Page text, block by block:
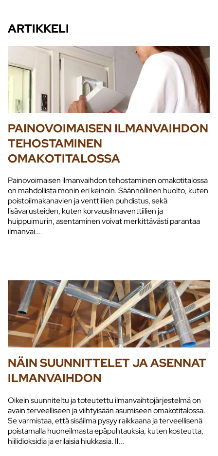
ARTIKKELI
PAINOVOIMAISEN ILMANVAIHDON
TEHOSTAMINEN
OMAKOTITALOSSA
Painovoimaisen ilmanvaihdon tehostaminen omakotitalossa
on mahdollista monin eri keinoin. Säännöllinen huolto, kuten
poistoilmakanavien ja venttiilien puhdistus, sekä
lisävarusteiden, kuten korvausilmaventtiilien ja
huippuimurin, asentaminen voivat merkittävästi parantaa
ilmanvai...
NÄIN SUUNNITTELET JA ASENNAT
ILMANVAIHDON
Oikein suunniteltu ja toteutettu ilmanvaihtojärjestelmä on
avain terveelliseen ja viihtyisään asumiseen omakotitalossa.
Se varmistaa, että sisäilma pysyy raikkaana ja terveellisenä
poistamalla huoneilmasta epäpuhtauksia, kuten kosteutta,
hiilidioksidia ja erilaisia hiukkasia. Il...